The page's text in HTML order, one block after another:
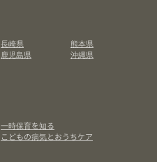
長崎県
熊本県
鹿児島県 沖縄県
一時保育を知る
こどもの病気とおうちケア